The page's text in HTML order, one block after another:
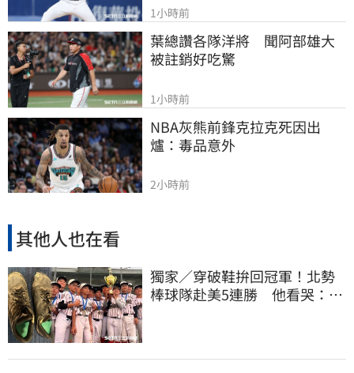
1小時前
葉總讚各隊洋將　聞阿部雄大
被註銷好吃驚
1小時前
NBA灰熊前鋒克拉克死因出
爐：毒品意外
2小時前
其他人也在看
獨家／穿破鞋拚回冠軍！北勢
棒球隊赴美5連勝 他看哭：台